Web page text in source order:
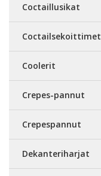
Coctaillusikat
Coctailsekoittimet
Coolerit
Crepes-pannut
Crepespannut
Dekanteriharjat